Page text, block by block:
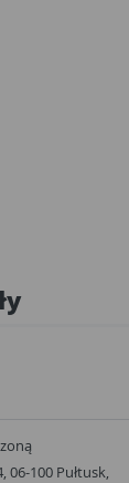
06-100 Pułtusk,